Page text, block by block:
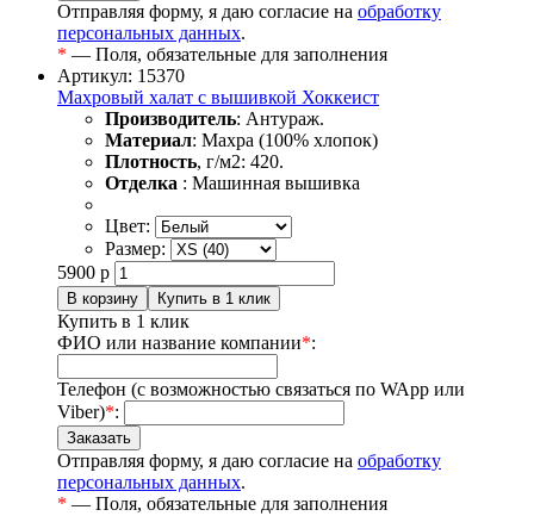
Отправляя форму, я даю согласие на обработку
персональных данных.
* — Поля, обязательные для заполнения
Артикул: 15370
Махровый халат с вышивкой Хоккеист
Производитель: Антураж.
Материал: Махра (100% хлопок)
Плотность, г/м2: 420.
Отделка : Машинная вышивка
Цвет:
Размер:
5900 р
Купить в 1 клик
ФИО или название компании*:
Телефон (с возможностью связаться по WApp или
Viber)*:
Отправляя форму, я даю согласие на обработку
персональных данных.
* — Поля, обязательные для заполнения